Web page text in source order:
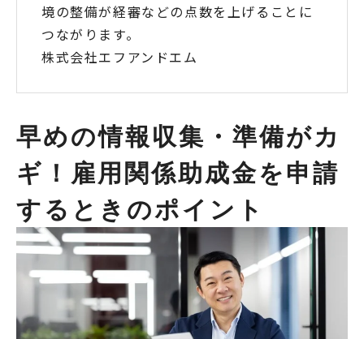
境の整備が経審などの点数を上げることに
つながります。
株式会社エフアンドエム
早めの情報収集・準備がカ
ギ！雇用関係助成金を申請
するときのポイント